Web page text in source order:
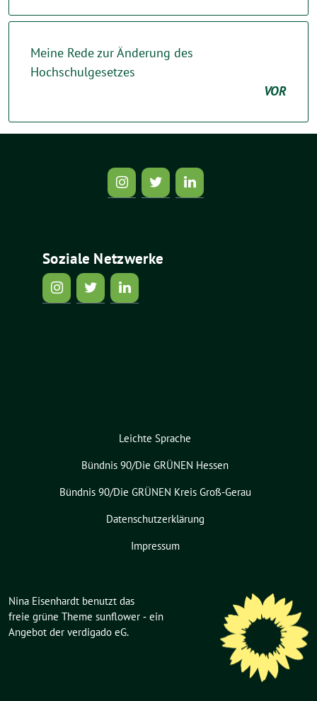
Meine Rede zur Änderung des
Hochschulgesetzes
VOR
Soziale Netzwerke
Leichte Sprache
Bündnis 90/Die GRÜNEN Hessen
Bündnis 90/Die GRÜNEN Kreis Groß-Gerau
Datenschutzerklärung
Impressum
Nina Eisenhardt benutzt das
freie grüne Theme sunflower ‐ ein
Angebot der verdigado eG.